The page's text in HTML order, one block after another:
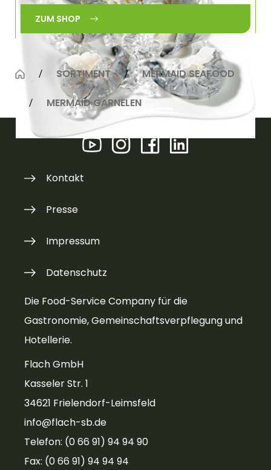
ZUM SHOP
SORTIMENT MERMAID SEAFOOD
MERMAID GARNELEN
Die Food-Service Company für die
Gastronomie, Gemeinschaftsverpflegung und
Hotellerie.
Flach GmbH
Kasseler Str. 1
34621 Frielendorf-Leimsfeld
info@flach-sb.de
Telefon: (0 66 91) 94 94 90
Fax: (0 66 91) 94 94 94
Kontakt
Presse
Impressum
Datenschutz